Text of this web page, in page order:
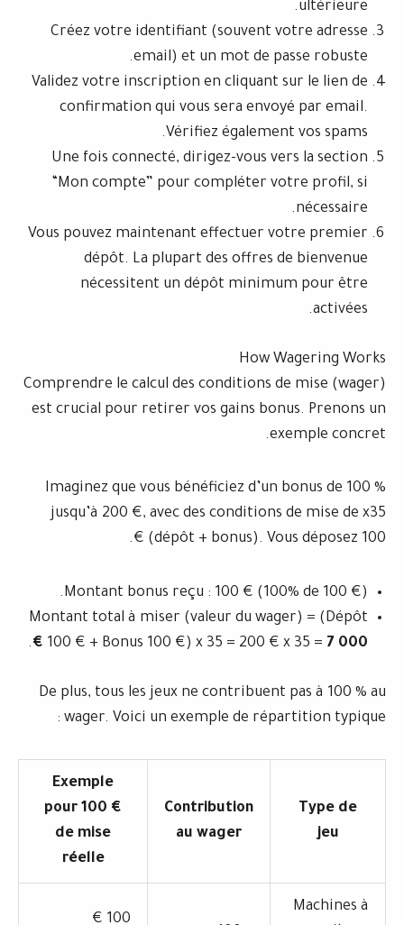
Créez votre identifiant (souvent
email) et un mot de
Validez votre inscription en cliquant
confirmation qui vous sera
Vérifiez également
Une fois connecté, dirigez-vous
“Mon compte” pour compléter
Vous pouvez maintenant effectuer
dépôt. La plupart des offres
nécessitent un dépôt
How
Comprendre le calcul des conditions
est crucial pour retirer vos gains
Imaginez que vous bénéficiez d’un
jusqu’à 200 €, avec des conditions
(dépôt + bonus). Vous
Montant bonus reçu : 100 €
Montant total à miser (valeur du
100 € + Bonus 100 €) x 35 = 200 € x
.
De plus, tous les jeux ne contribuent
wager. Voici un exemple de
Contribution
au wager
pour 100 €
de mise